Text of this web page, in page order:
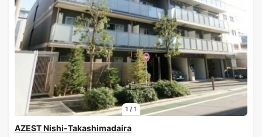
1 / 1
AZEST Nishi-Takashimadaira